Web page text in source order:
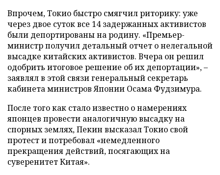
Впрочем, Токио быстро смягчил риторику: уже
через двое суток все 14 задержанных активистов
были депортированы на родину. «Премьер-
министр получил детальный отчет о нелегальной
высадке китайских активистов. Вчера он решил
одобрить итоговое решение об их депортации», –
заявлял в этой связи генеральный секретарь
кабинета министров Японии Осама Фудзимура.
После того как стало известно о намерениях
японцев провести аналогичную высадку на
спорных землях, Пекин высказал Токио свой
протест и потребовал «немедленного
прекращения действий, посягающих на
суверенитет Китая».